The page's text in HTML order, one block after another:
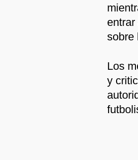
sobre
Los
y